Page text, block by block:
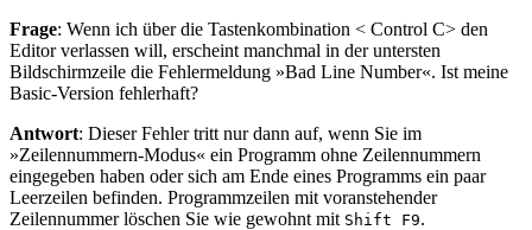
Frage: Wenn ich über die Tastenkombination < Control C> den
Editor verlassen will, erscheint manchmal in der untersten
Bildschirmzeile die Fehlermeldung »Bad Line Number«. Ist meine
Basic-Version fehlerhaft?
Antwort: Dieser Fehler tritt nur dann auf, wenn Sie im
»Zeilennummern-Modus« ein Programm ohne Zeilennummern
eingegeben haben oder sich am Ende eines Programms ein paar
Leerzeilen befinden. Programmzeilen mit voranstehender
Zeilennummer löschen Sie wie gewohnt mit Shift F9.